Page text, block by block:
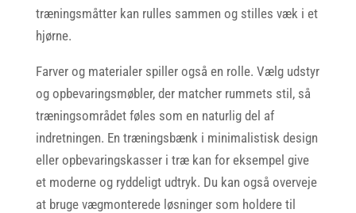
træningsmåtter kan rulles sammen og stilles væk i et
hjørne.
Farver og materialer spiller også en rolle. Vælg udstyr
og opbevaringsmøbler, der matcher rummets stil, så
træningsområdet føles som en naturlig del af
indretningen. En træningsbænk i minimalistisk design
eller opbevaringskasser i træ kan for eksempel give
et moderne og ryddeligt udtryk. Du kan også overveje
at bruge vægmonterede løsninger som holdere til